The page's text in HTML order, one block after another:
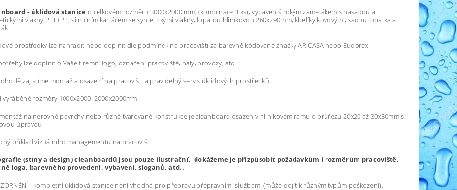
- úklidová stanice o celkovém rozměru 3000x2000 mm, (kombinace 3 ks), vybaven širokým zametákem s násadou a
vlákny PET+PP, silničním kartáčem se syntetickými vlákny, lopatou hliníkovou 260x290mm, kbelíky kovovými, sadou lopatka a
prostředky lze nahradit nebo doplnit dle podmínek na pracovišti za barevně kódované značky ARICASA nebo Eudorex.
lze doplnit o Vaše firemní logo, označení pracoviště, haly, provozy, atd.
zajistíme montáž a osazení na pracovišti a pravidelný servis úklidových prostředků...
vyráběné rozměry:1000x2000, 2000x2000mm.
na nerovné povrchy nebo různě tvarované konstrukce je cleanboard osazen v hliníkovém rámu o průřezu 20x20 až 30x30mm s
úpravou.
příklad vizuálního managementu na pracovišti .
(stíny a design) cleanboardů jsou pouze ilustrační, dokážeme je přizpůsobit požadavkům i rozměrům pracoviště,
loga, barevného provedení, vybavení, sloganů, atd..
- kompletní úklidová stanice není vhodná pro přepravu přepravními službami (může dojít k různým typům poškození),